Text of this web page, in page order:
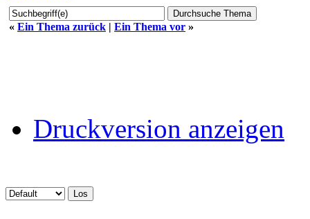
« Ein Thema zurück | Ein Thema vor »
Druckversion anzeigen